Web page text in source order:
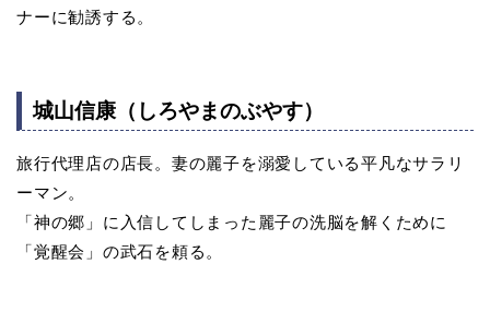
ナーに勧誘する。
城山信康（しろやまのぶやす）
旅行代理店の店長。妻の麗子を溺愛している平凡なサラリ
ーマン。
「神の郷」に入信してしまった麗子の洗脳を解くために
「覚醒会」の武石を頼る。